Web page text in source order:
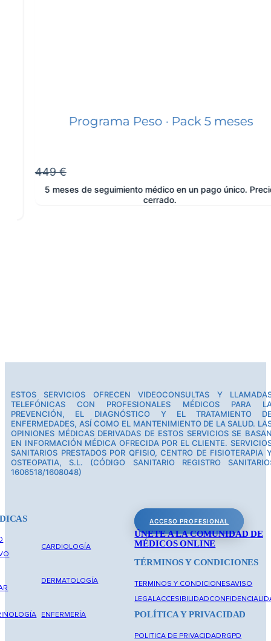
Programa Peso · Pack 5 meses
449 €
5 meses de seguimiento médico en un pago único. Precio
cerrado.
ESTOS SERVICIOS OFRECEN VIDEOCONSULTAS Y
TELEFÓNICAS CON PROFESIONALES MÉDICOS PARA
PREVENCIÓN, EL DIAGNÓSTICO Y EL TRATAMIENTO
ENFERMEDADES, ASÍ COMO EL MANTENIMIENTO DE LA SALUD.
OPINIONES MÉDICAS DERIVADAS DE ESTOS SERVICIOS SE
EN INFORMACIÓN MÉDICA OFRECIDA POR EL CLIENTE.
SANITARIOS PRESTADOS POR QFISIO, CENTRO DE FISIOTERAPIA
OSTEOPATIA, S.L. (CÓDIGO SANITARIO REGISTRO
1606518/1608048)
CARDIOLOGÍA
DERMATOLOGÍA
ENFERMERÍA
ACCESO PROFESIONAL
ÚNETE A LA COMUNIDAD DE
MÉDICOS ONLINE
TÉRMINOS Y CONDICIONES
TERMINOS Y CONDICIONESAVISO
LEGALACCESIBILIDAD
POLÍTICA Y PRIVACIDAD
POLITICA DE PRIVACIDADRGPD